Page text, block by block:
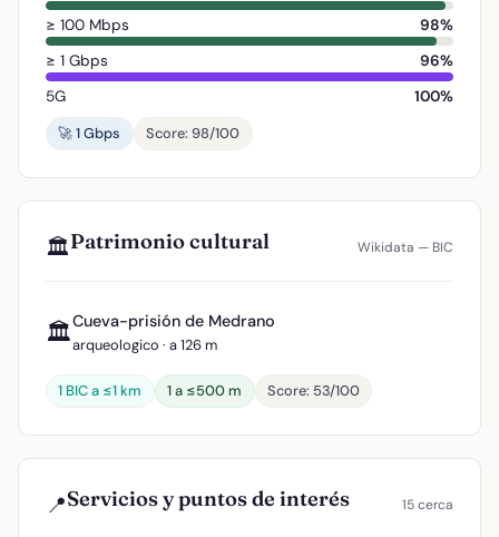
≥ 100 Mbps
98%
≥ 1 Gbps
96%
5G
100%
🚀 1 Gbps
Score: 98/100
🏛️Patrimonio cultural Wikidata — BIC
🏛️Cueva-prisión de Medrano
arqueologico · a 126 m
1 BIC a ≤1 km 1 a ≤500 m Score: 53/100
📍Servicios y puntos de interés 15 cerca